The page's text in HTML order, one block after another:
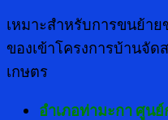
เหมาะสำหรับการขนย้า
ของเข้าโครงการบ้านจั
เกษตร
อำเภอท่ามะกา ศูน